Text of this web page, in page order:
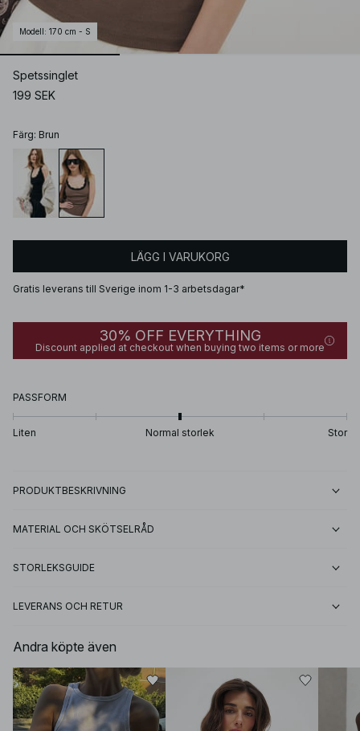
Modell : 170 cm - S
Spetssinglet
199 SEK
Färg: Brun
LÄGG I VARUKORG
Gratis leverans till Sverige inom 1-3 arbetsdagar*
30% OFF EVERYTHING
Discount applied at checkout when buying two items or more
PASSFORM
Liten Normal storlek Stor
PRODUKTBESKRIVNING
MATERIAL OCH SKÖTSELRÅD
STORLEKSGUIDE
LEVERANS OCH RETUR
Andra köpte även